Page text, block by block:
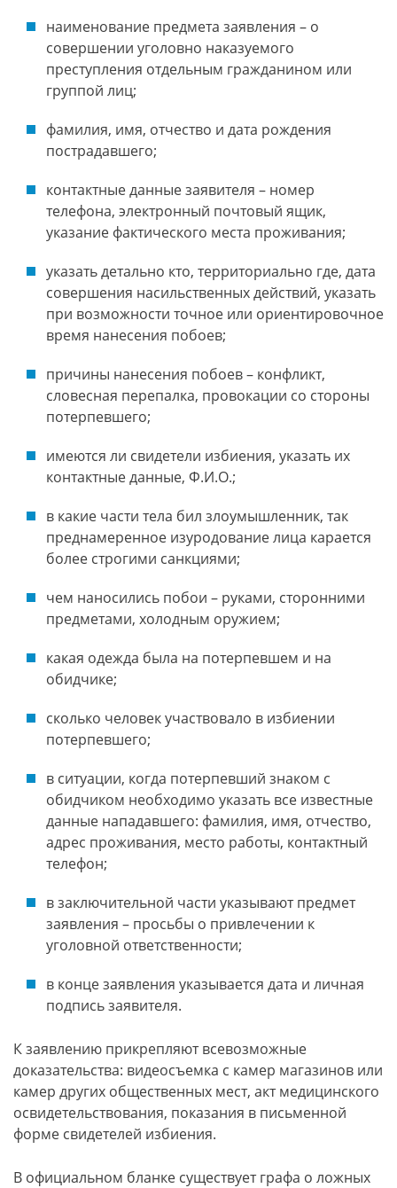
наименование предмета заявления – о
совершении уголовно наказуемого
преступления отдельным гражданином или
группой лиц;
фамилия, имя, отчество и дата рождения
пострадавшего;
контактные данные заявителя – номер
телефона, электронный почтовый ящик,
указание фактического места проживания;
указать детально кто, территориально где, дата
совершения насильственных действий, указать
при возможности точное или ориентировочное
время нанесения побоев;
причины нанесения побоев – конфликт,
словесная перепалка, провокации со стороны
потерпевшего;
имеются ли свидетели избиения, указать их
контактные данные, Ф.И.О.;
в какие части тела бил злоумышленник, так
преднамеренное изуродование лица карается
более строгими санкциями;
чем наносились побои – руками, сторонними
предметами, холодным оружием;
какая одежда была на потерпевшем и на
обидчике;
сколько человек участвовало в избиении
потерпевшего;
в ситуации, когда потерпевший знаком с
обидчиком необходимо указать все известные
данные нападавшего: фамилия, имя, отчество,
адрес проживания, место работы, контактный
телефон;
в заключительной части указывают предмет
заявления – просьбы о привлечении к
уголовной ответственности;
в конце заявления указывается дата и личная
подпись заявителя.
К заявлению прикрепляют всевозможные
доказательства: видеосъемка с камер магазинов или
камер других общественных мест, акт медицинского
освидетельствования, показания в письменной
форме свидетелей избиения.
В официальном бланке существует графа о ложных